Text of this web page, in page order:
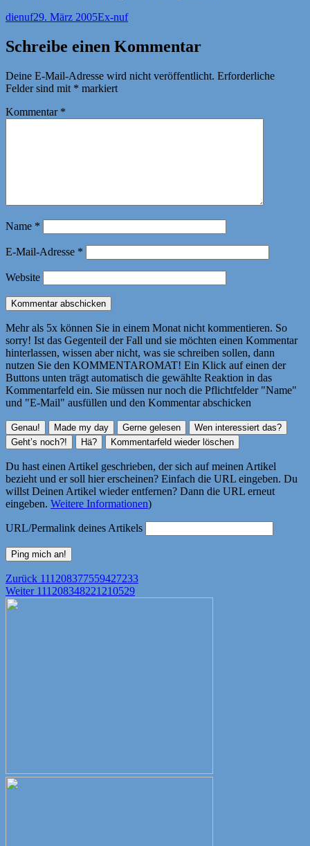
Autor
dienufVeröffentlicht
29. März 2005Kategorien
Ex-nuf
Schreibe einen Kommentar
Deine E-Mail-Adresse wird nicht veröffentlicht. Erforderliche
Felder sind mit * markiert
Kommentar *
Name *
E-Mail-Adresse *
Website
Mehr als 5x können Sie in einem Monat nicht kommentieren. So
sorry! Ist das Gegenteil der Fall und sie möchten einen Kommentar
hinterlassen, wissen aber nicht, was sie schreiben sollen, dann
nutzen Sie den KOMMENTAROMAT! Ein Klick auf einen der
Buttons unten trägt automatisch die gewählte Reaktion in das
Kommentarfeld ein. Sie müssen nur noch die Pflichtfelder "Name"
und "E-Mail" ausfüllen und den Kommentar abschicken
Du hast einen Artikel geschrieben, der sich auf meinen Artikel
bezieht und er soll hier erscheinen? Einfach die URL eingeben. Du
willst Deinen Artikel wieder entfernen? Dann die URL erneut
eingeben. Weitere Informationen)
URL/Permalink deines Artikels
Beitragsnavigation
Zurück Vorheriger
Beitrag:
111208377559427233
Weiter Nächster
111208348221210529